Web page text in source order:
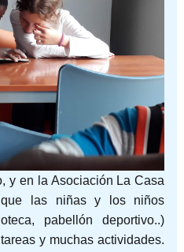
y en la Asociación La Casa
que las niñas y los niños
pabellón deportivo..)
y muchas actividades.